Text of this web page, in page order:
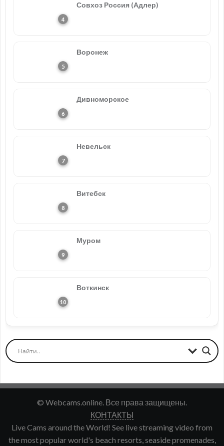
Совхоз Россия (Адлер)
Воронеж
Дивноморское
Невельск
Витебск
Муром
Воткинск
© Webcams.online. Все права защищены.
КОНТАКТЫ
Live Cams around the World! See live streaming video from
the most popular world's beach resorts, seaside promenades,